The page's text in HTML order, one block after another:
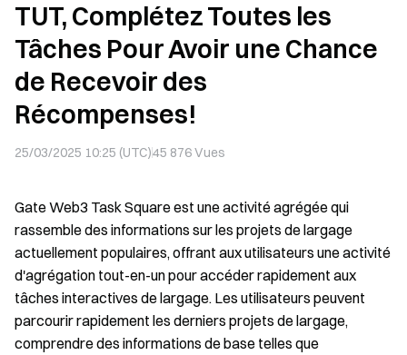
TUT, Complétez Toutes les
Tâches Pour Avoir une Chance
de Recevoir des
Récompenses!
25/03/2025 10:25 (UTC)45 876Vues
Gate Web3 Task Square est une activité agrégée qui
rassemble des informations sur les projets de largage
actuellement populaires, offrant aux utilisateurs une activité
d'agrégation tout-en-un pour accéder rapidement aux
tâches interactives de largage. Les utilisateurs peuvent
parcourir rapidement les derniers projets de largage,
comprendre des informations de base telles que